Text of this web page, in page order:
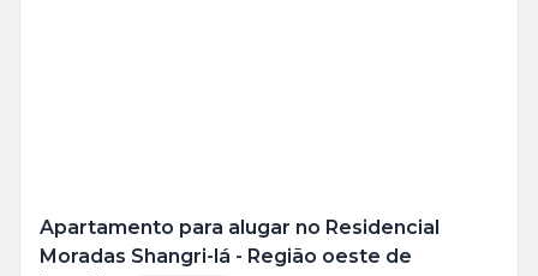
Apartamento para alugar no Residencial
Moradas Shangri-lá - Região oeste de